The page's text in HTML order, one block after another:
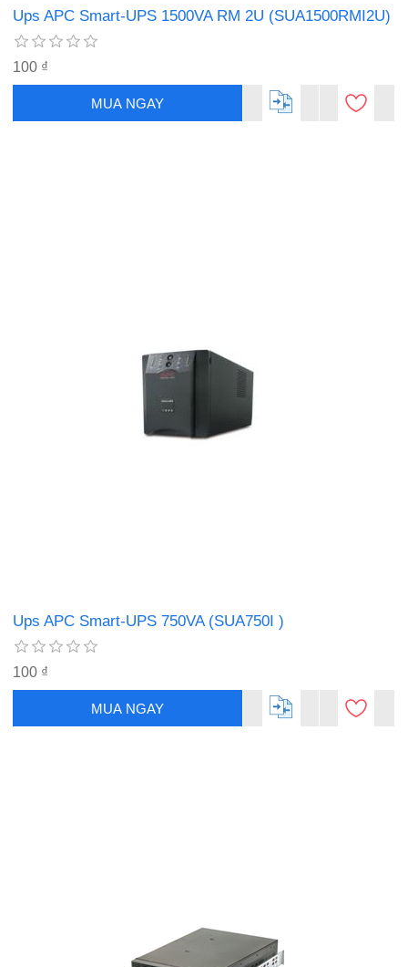
Ups APC Smart-UPS 1500VA RM 2U (SUA1500RMI2U)
100 ₫
MUA NGAY
Ups APC Smart-UPS 750VA (SUA750I )
100 ₫
MUA NGAY